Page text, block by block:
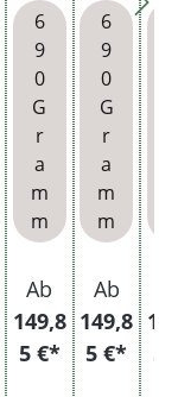
3 X
Giga
Box
mit
2000
Filter
hülse
n und
Etui
6
9
0
G
r
a
m
m
Ab
149,8
5 €*
3 X
Giga
Box
mit
2000
Filter
hülse
n und
Tasch
enasc
henb
echer
6
9
0
G
r
a
m
m
Ab
149,8
5 €*
5